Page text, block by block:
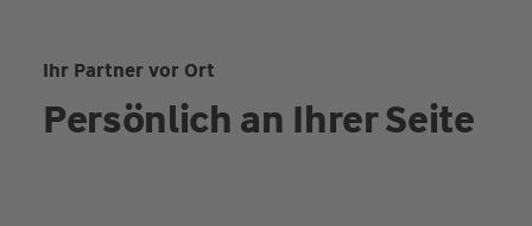
Ihr Partner vor Ort
Persönlich an Ihrer Seite